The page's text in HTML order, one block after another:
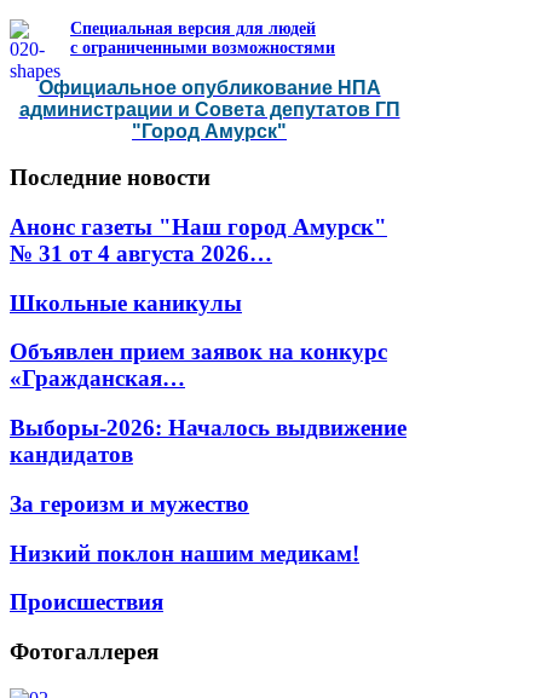
Специальная версия для людей
с ограниченными возможностями
Официальное опубликование НПА
администрации и Совета депутатов ГП
"Город Амурск"
Последние новости
Анонс газеты "Наш город Амурск"
№ 31 от 4 августа 2026…
Школьные каникулы
Объявлен прием заявок на конкурс
«Гражданская…
Выборы-2026: Началось выдвижение
кандидатов
За героизм и мужество
Низкий поклон нашим медикам!
Происшествия
Фотогаллерея